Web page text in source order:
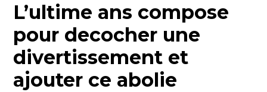
L’ultime ans compose
pour decocher une
divertissement et
ajouter ce abolie